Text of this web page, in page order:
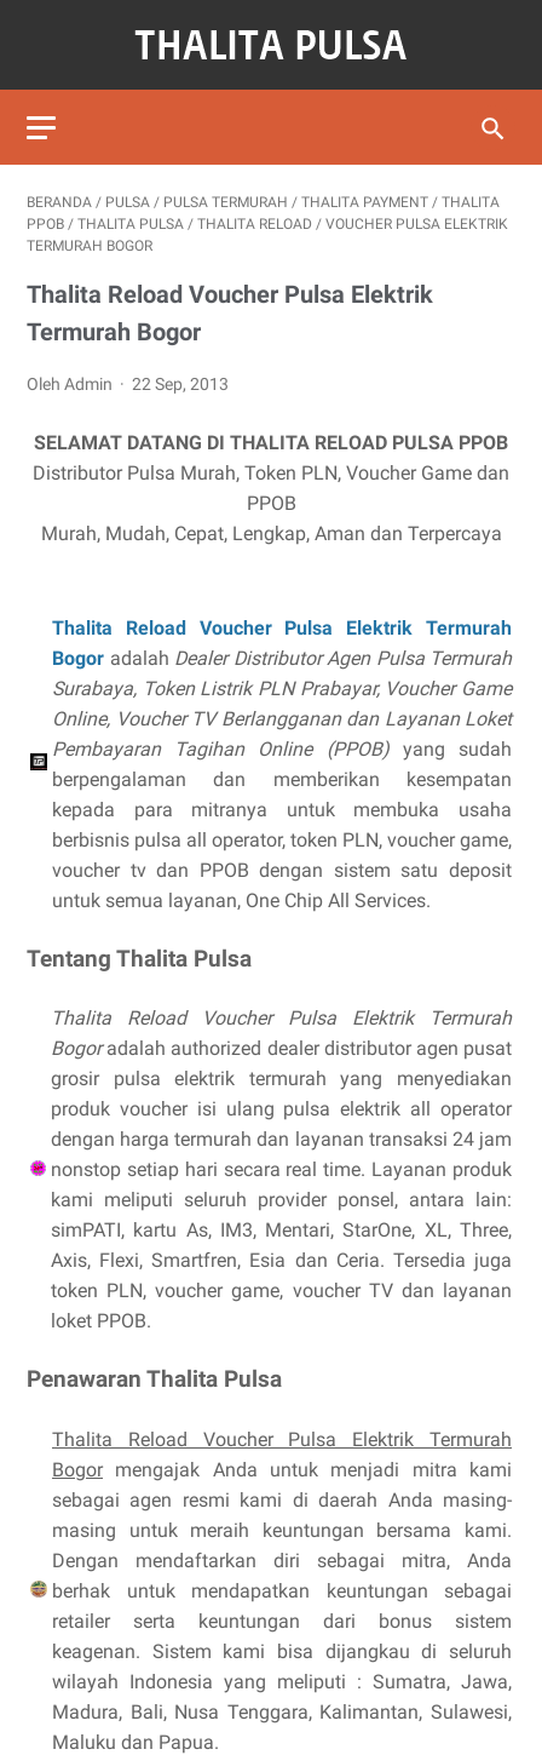
BERANDA / PULSA / PULSA TERMURAH / THALITA PAYMENT / THALITA
PPOB / THALITA PULSA / THALITA RELOAD / VOUCHER PULSA ELEKTRIK
TERMURAH BOGOR
Thalita Reload Voucher Pulsa Elektrik
Termurah Bogor
Oleh Admin 22 Sep, 2013
SELAMAT DATANG DI THALITA RELOAD PULSA PPOB
Distributor Pulsa Murah, Token PLN, Voucher Game dan
PPOB
Murah, Mudah, Cepat, Lengkap, Aman dan Terpercaya
Thalita Reload Voucher Pulsa Elektrik Termurah
Bogor adalah Dealer Distributor Agen Pulsa Termurah
Surabaya, Token Listrik PLN Prabayar, Voucher Game
Online, Voucher TV Berlangganan dan Layanan Loket
Pembayaran Tagihan Online (PPOB)yang sudah
berpengalaman dan memberikan kesempatan
kepada para mitranya untuk membuka usaha
berbisnis pulsa all operator, token PLN, voucher game,
voucher tv dan PPOB dengan sistem satu deposit
untuk semua layanan, One Chip All Services.
Tentang Thalita Pulsa
Thalita Reload Voucher Pulsa Elektrik Termurah
Bogoradalah authorized dealer distributor agen pusat
grosir pulsa elektrik termurah yang menyediakan
produk voucher isi ulang pulsa elektrik all operator
dengan harga termurah dan layanan transaksi 24 jam
nonstop setiap hari secara real time. Layanan produk
kami meliputi seluruh provider ponsel, antara lain:
simPATI, kartu As, IM3, Mentari, StarOne, XL, Three,
Axis, Flexi, Smartfren, Esia dan Ceria. Tersedia juga
token PLN, voucher game, voucher TV dan layanan
loket PPOB.
Penawaran Thalita Pulsa
Thalita Reload Voucher Pulsa Elektrik Termurah
Bogormengajak Anda untuk menjadi mitra kami
sebagai agen resmi kami di daerah Anda masing-
masing untuk meraih keuntungan bersama kami.
Dengan mendaftarkan diri sebagai mitra, Anda
berhak untuk mendapatkan keuntungan sebagai
retailer serta keuntungan dari bonus sistem
keagenan. Sistem kami bisa dijangkau di seluruh
wilayah Indonesia yang meliputi : Sumatra, Jawa,
Madura, Bali, Nusa Tenggara, Kalimantan, Sulawesi,
Maluku dan Papua.